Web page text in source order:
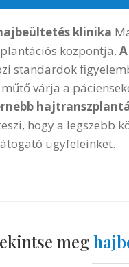
klinika
központja.
standardok
várja a
hogy a legszebb
ügyfeleinket.
meg